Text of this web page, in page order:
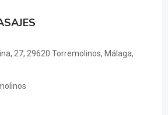
27, 29620 Torremolinos, Málaga,